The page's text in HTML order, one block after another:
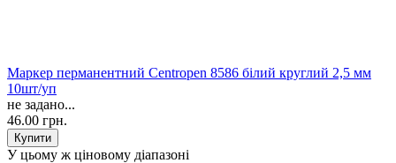
Маркер перманентний Centropen 8586 білий круглий 2,5 мм
10шт/уп
не задано...
46.00 грн.
У цьому ж ціновому діапазоні